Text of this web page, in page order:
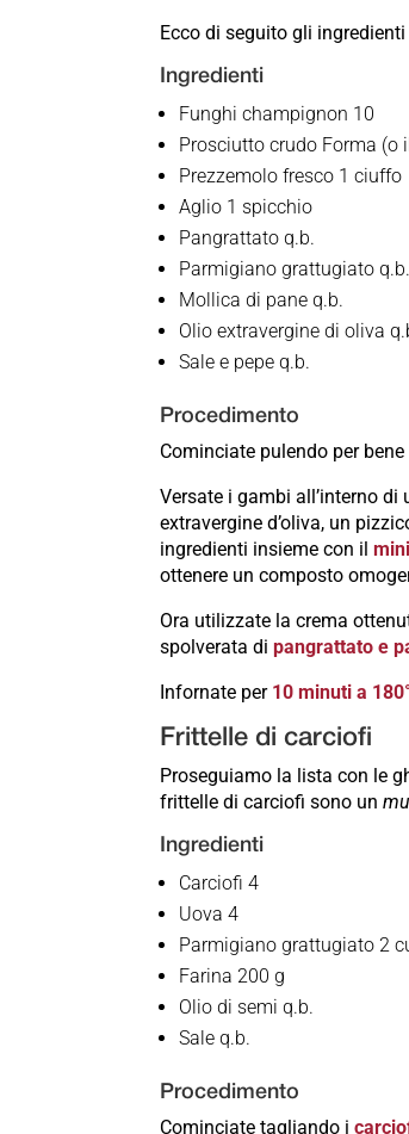
Ecco di seguito gli
Ingredienti
Funghi champignon 10
Prosciutto crudo Forma (o
Prezzemolo fresco 1 ciuffo
Aglio 1 spicchio
Pangrattato q.b.
Parmigiano grattugiato q.b.
Mollica di pane q.b.
Olio extravergine di oliva
Sale e pepe q.b.
Procedimento
Cominciate pulendo per
Versate i gambi all’interno
extravergine d’oliva, un
ingredienti insieme con il
ottenere un composto
Ora utilizzate la crema
spolverata dipangrattato e
Infornate per 10 minuti a
Frittelle di carciofi
Proseguiamo la lista con le
frittelle di carciofi sono un
Ingredienti
Carciofi 4
Uova 4
Parmigiano grattugiato 2
Farina 200 g
Olio di semi q.b.
Sale q.b.
Procedimento
Cominciate tagliando i